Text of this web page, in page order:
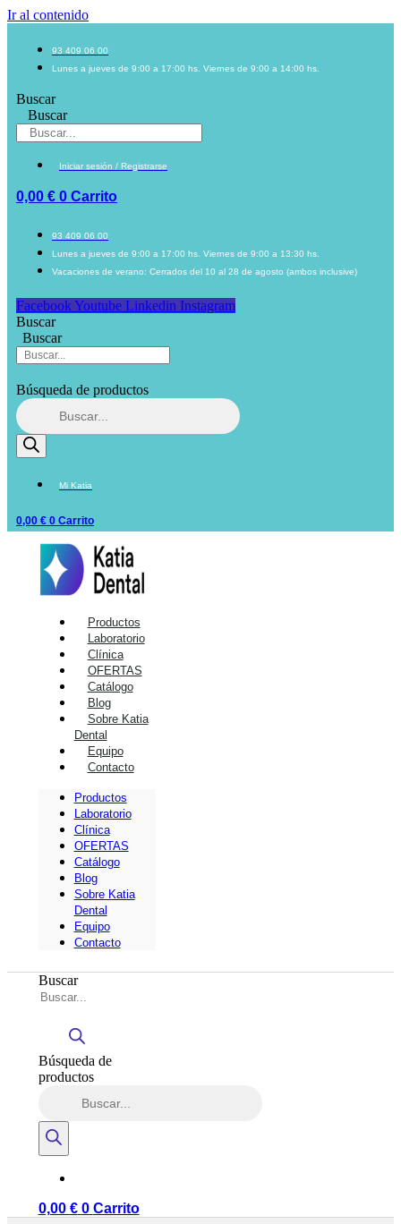
Ir al contenido
93 409 06 00
Lunes a jueves de 9:00 a 17:00 hs. Viernes de 9:00 a 14:00 hs.
Buscar
Buscar
Iniciar sesión / Registrarse
0,00 € 0 Carrito
93 409 06 00
Lunes a jueves de 9:00 a 17:00 hs. Viernes de 9:00 a 13:30 hs.
Vacaciones de verano: Cerrados del 10 al 28 de agosto (ambos inclusive)
Facebook Youtube Linkedin Instagram
Buscar
Buscar
Búsqueda de productos
Mi Katia
0,00 € 0 Carrito
Productos
Laboratorio
Clínica
OFERTAS
Catálogo
Blog
Sobre Katia
Dental
Equipo
Contacto
Productos
Laboratorio
Clínica
OFERTAS
Catálogo
Blog
Sobre Katia
Dental
Equipo
Contacto
Buscar
Búsqueda de
productos
0,00 € 0 Carrito